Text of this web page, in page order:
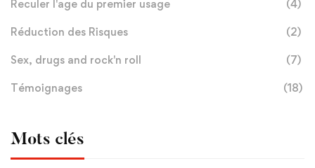
Reculer l'age du premier usage (4)
Réduction des Risques (2)
Sex, drugs and rock'n roll (7)
Témoignages (18)
Mots clés